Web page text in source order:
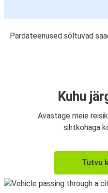
Pardateenused sõltuvad
Kuhu
Avastage meie
sihtkohaga
Tutvu